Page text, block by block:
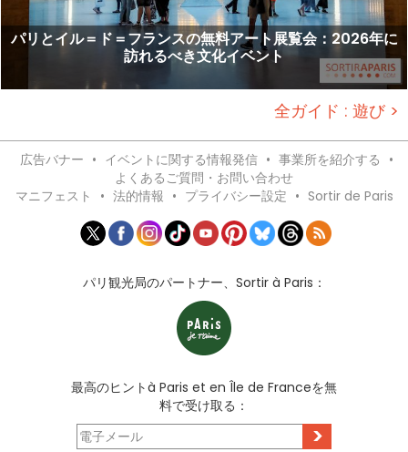
パリとイル＝ド＝フランスの無料アート展覧会：2026年に
訪れるべき文化イベント
全ガイド : 遊び >
広告バナー • イベントに関する情報発信 • 事業所を紹介する •
よくあるご質問・お問い合わせ
マニフェスト
• 法的情報 • プライバシー設定 • Sortir de Paris
パリ観光局のパートナー、Sortir à Paris：
最高のヒントà Paris et en Île de Franceを無
料で受け取る：
>